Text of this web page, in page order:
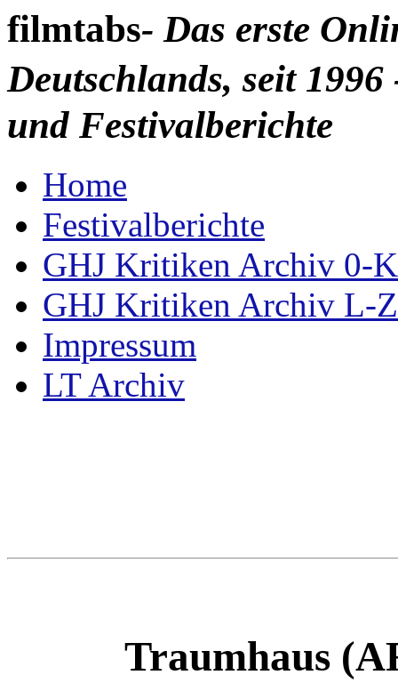
filmtabs- Das erste
Deutschlands, seit
und Festivalberichte
Home
Festivalberichte
GHJ Kritiken Archiv 0-K
GHJ Kritiken Archiv L-Z
Impressum
LT Archiv
Traumhaus